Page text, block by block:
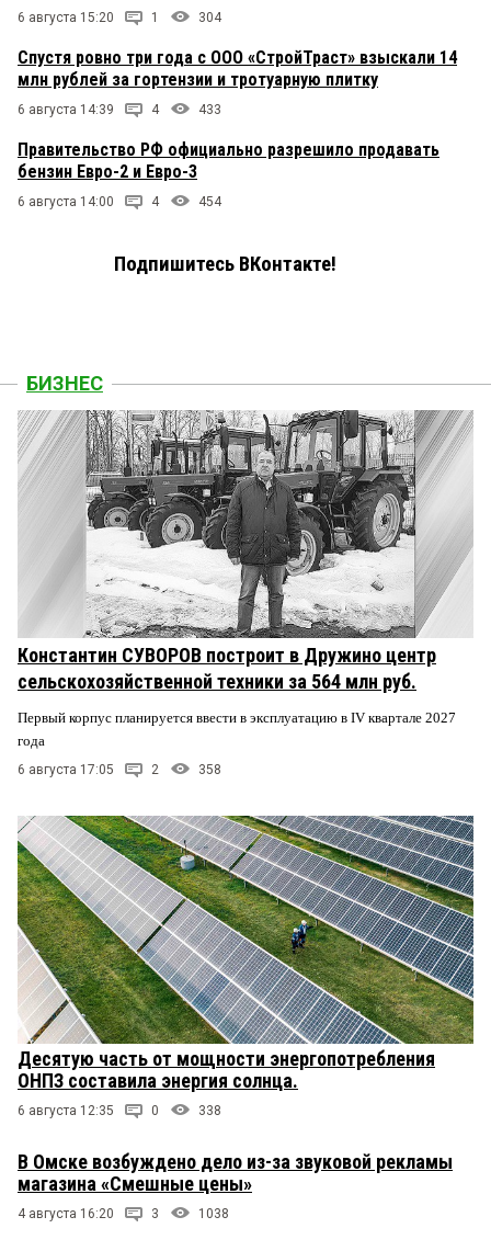
6 августа 15:20 1 304
Спустя ровно три года с ООО «СтройТраст» взыскали 14
млн рублей за гортензии и тротуарную плитку
6 августа 14:39 4 433
Правительство РФ официально разрешило продавать
бензин Евро-2 и Евро-3
6 августа 14:00 4 454
Подпишитесь ВКонтакте!
БИЗНЕС
Константин СУВОРОВ построит в Дружино центр
сельскохозяйственной техники за 564 млн руб.
Первый корпус планируется ввести в эксплуатацию в IV квартале 2027
года
6 августа 17:05 2 358
Десятую часть от мощности энергопотребления
ОНПЗ составила энергия солнца.
6 августа 12:35 0 338
В Омске возбуждено дело из-за звуковой рекламы
магазина «Смешные цены»
4 августа 16:20 3 1038